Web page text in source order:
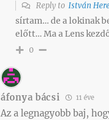
Reply to István
sírtam… de a lokinak
előtt… Ma a Lens
0
áfonya bácsi 11 éve
Az a legnagyobb baj,